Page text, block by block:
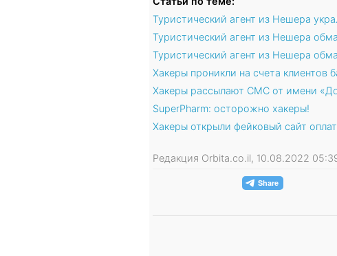
Туристический агент из Нешера
Туристический агент из Нешера
Туристический агент из Нешера
Хакеры проникли на счета клиентов
Хакеры рассылают СМС от имени
SuperPharm: осторожно хакеры!
Хакеры открыли фейковый сайт
Редакция Orbita.co.il, 10.08.2022